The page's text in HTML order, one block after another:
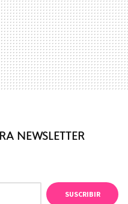
NEWSLETTER
SUSCRIBIR